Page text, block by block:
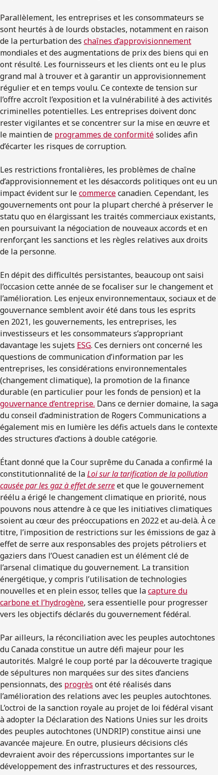
Parallèlement, les entreprises et les consommateurs se
sont heurtés à de lourds obstacles, notamment en raison
de la perturbation des chaînes d’approvisionnement
mondiales et des augmentations de prix des biens qui en
ont résulté. Les fournisseurs et les clients ont eu le plus
grand mal à trouver et à garantir un approvisionnement
régulier et en temps voulu. Ce contexte de tension sur
l’offre accroît l’exposition et la vulnérabilité à des activités
criminelles potentielles. Les entreprises doivent donc
rester vigilantes et se concentrer sur la mise en œuvre et
le maintien de programmes de conformitésolides afin
d’écarter les risques de corruption.
Les restrictions frontalières, les problèmes de chaîne
d’approvisionnement et les désaccords politiques ont eu un
impact évident sur lecommercecanadien. Cependant, les
gouvernements ont pour la plupart cherché à préserver le
statu quo en élargissant les traités commerciaux existants,
en poursuivant la négociation de nouveaux accords et en
renforçant les sanctions et les règles relatives aux droits
de la personne.
En dépit des difficultés persistantes, beaucoup ont saisi
l’occasion cette année de se focaliser sur le changement et
l’amélioration. Les enjeux environnementaux, sociaux et de
gouvernance semblent avoir été dans tous les esprits
en 2021, les gouvernements, les entreprises, les
investisseurs et les consommateurs s’appropriant
davantage les sujets ESG. Ces derniers ont concerné les
questions de communication d’information par les
entreprises, les considérations environnementales
(changement climatique), la promotion de la finance
durable (en particulier pour les fonds de pension) et la
gouvernance d’entreprise. Dans ce dernier domaine, la saga
du conseil d’administration de Rogers Communications a
également mis en lumière les défis actuels dans le contexte
des structures d’actions à double catégorie.
Étant donné que la Cour suprême du Canada a confirmé la
constitutionnalité de laLoi sur la tarification de la pollution
causée par les gaz à effet de serreet que le gouvernement
réélu a érigé le changement climatique en priorité, nous
pouvons nous attendre à ce que les initiatives climatiques
soient au cœur des préoccupations en 2022 et au-delà. À ce
titre, l’imposition de restrictions sur les émissions de gaz à
effet de serre aux responsables des projets pétroliers et
gaziers dans l’Ouest canadien est un élément clé de
l’arsenal climatique du gouvernement. La transition
énergétique, y compris l’utilisation de technologies
nouvelles et en plein essor, telles que lacapture du
carbone et l’hydrogène, sera essentielle pour progresser
vers les objectifs déclarés du gouvernement fédéral.
Par ailleurs, la réconciliation avec les peuples autochtones
du Canada constitue un autre défi majeur pour les
autorités. Malgré le coup porté par la découverte tragique
de sépultures non marquées sur des sites d’anciens
pensionnats, des progrès ont été réalisés dans
l’amélioration des relations avec les peuples autochtones.
L’octroi de la sanction royale au projet de loi fédéral visant
à adopter la Déclaration des Nations Unies sur les droits
des peuples autochtones (UNDRIP) constitue ainsi une
avancée majeure. En outre, plusieurs décisions clés
devraient avoir des répercussions importantes sur le
développement des infrastructures et des ressources,